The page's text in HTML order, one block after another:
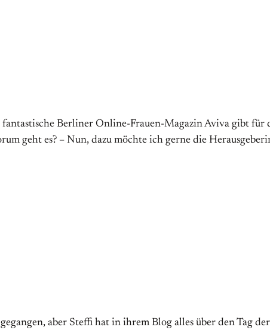
Berliner Online-Frauen-Magazin Aviva gibt für
geht es? – Nun, dazu möchte ich gerne die
aber Steffi hat in ihrem Blog alles über den Tag